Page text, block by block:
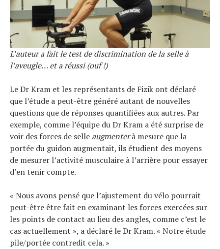
L’auteur a fait le test de discrimination de la selle à
l’aveugle… et a réussi (ouf !)
Le Dr Kram et les représentants de Fizik ont ​​déclaré
que l’étude a peut-être généré autant de nouvelles
questions que de réponses quantifiées aux autres. Par
exemple, comme l’équipe du Dr Kram a été surprise de
voir des forces de selle augmenterà mesure que la
portée du guidon augmentait, ils étudient des moyens
de mesurer l’activité musculaire à l’arrière pour essayer
d’en tenir compte.
« Nous avons pensé que l’ajustement du vélo pourrait
peut-être être fait en examinant les forces exercées sur
les points de contact au lieu des angles, comme c’est le
cas actuellement », a déclaré le Dr Kram. « Notre étude
pile/portée contredit cela. »